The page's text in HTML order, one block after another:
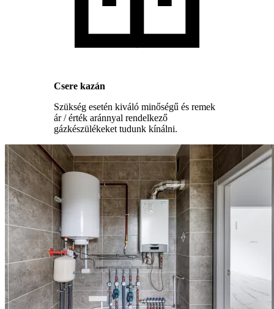
Csere kazán
Szükség esetén kiváló minőségű és remek
ár / érték aránnyal rendelkező
gázkészülékeket tudunk kínálni.